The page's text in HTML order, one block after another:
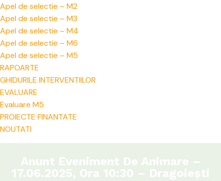
Apel de selectie – M2
Apel de selectie – M3
Apel de selectie – M4
Apel de selectie – M6
Apel de selectie – M5
RAPOARTE
GHIDURILE INTERVENTIILOR
EVALUARE
Evaluare M5
PROIECTE FINANTATE
NOUTATI
Anunt Eveniment De Animare –
17.06.2025, Ora 10:30 – Dragoiești